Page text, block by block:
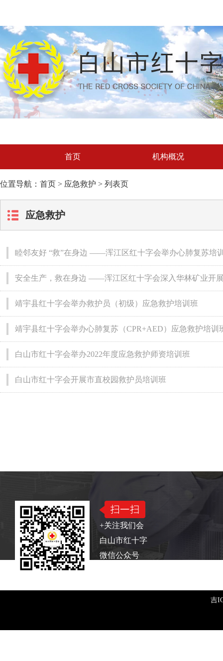
首页 机构概况
位置导航：首页 > 应急救护 > 列表页
应急救护
睦邻友好 “救”在身边 ——浑江区红十字会举办心肺复苏培
安全生产，救在身边 ——浑江区红十字会深入华林矿业开
靖宇县红十字会举办救护员（初级）应急救护培训班
靖宇县红十字会举办心肺复苏（CPR+AED）应急救护培训
白山市红十字会举办2022年度应急救护师资培训班
白山市红十字会开展市直校园救护员培训班
+关注我们会
白山市红十字
微信公众号
吉